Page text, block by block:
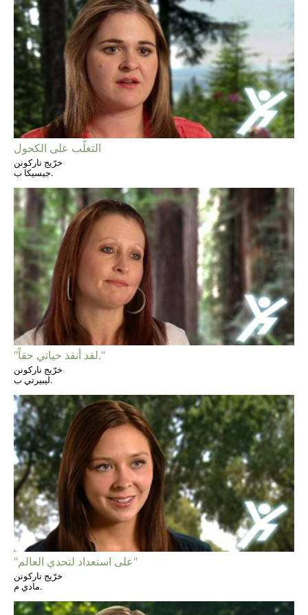
التغلُّب على الكحول
خرّيج ناركونن
جيسيكا ب.
"لقد أنقذ حياتي حقاً."
خرّيج ناركونن
ليبيرتي ب.
"على استعداد لتحدي العالم"
خرّيج ناركونن
مادي م.